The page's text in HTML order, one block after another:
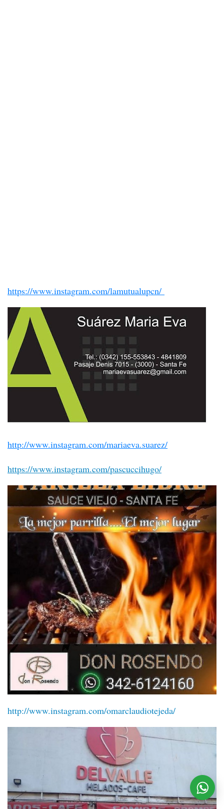
https://www.instagram.com/lamutualupcn/
http://www.instagram.com/mariaeva.suarez/
https://www.instagram.com/pascuccihugo/
http://www.instagram.com/omarclaudiotejeda/